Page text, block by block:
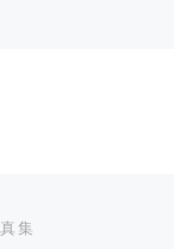
集